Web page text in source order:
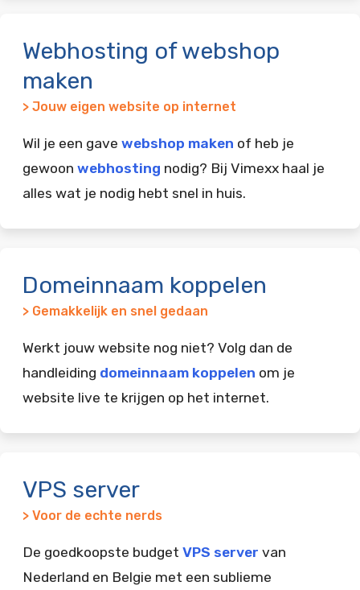
Webhosting of webshop
maken
> Jouw eigen website op internet
Wil je een gave webshop maken of heb je
gewoon webhosting nodig? Bij Vimexx haal je
alles wat je nodig hebt snel in huis.
Domeinnaam koppelen
> Gemakkelijk en snel gedaan
Werkt jouw website nog niet? Volg dan de
handleiding domeinnaam koppelen om je
website live te krijgen op het internet.
VPS server
> Voor de echte nerds
De goedkoopste budget VPS server van
Nederland en Belgie met een sublieme